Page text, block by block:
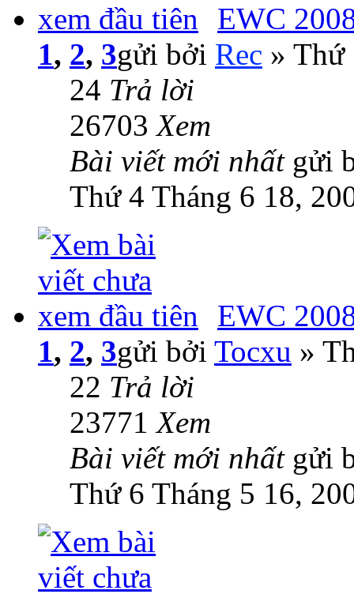
EWC
1, 2, 3gửi bởi Rec » Thứ
24 Trả lời
26703Xem
Bài viết mới nhất gửi
Thứ 4 Tháng 6 18,
EWC
1, 2, 3gửi bởi Tocxu »
22 Trả lời
23771Xem
Bài viết mới nhất gửi
Thứ 6 Tháng 5 16,